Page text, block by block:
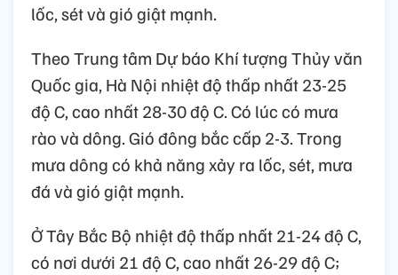
lốc, sét và gió giật mạnh.
Theo Trung tâm Dự báo Khí tượng Thủy văn
Quốc gia, Hà Nội nhiệt độ thấp nhất 23-25
độ C, cao nhất 28-30 độ C. Có lúc có mưa
rào và dông. Gió đông bắc cấp 2-3. Trong
mưa dông có khả năng xảy ra lốc, sét, mưa
đá và gió giật mạnh.
Ở Tây Bắc Bộ nhiệt độ thấp nhất 21-24 độ C,
có nơi dưới 21 độ C, cao nhất 26-29 độ C;